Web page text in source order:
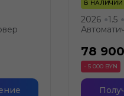
В НАЛИЧИИ
2026 ●1.5 ●
78 900
- 5 000 BYN